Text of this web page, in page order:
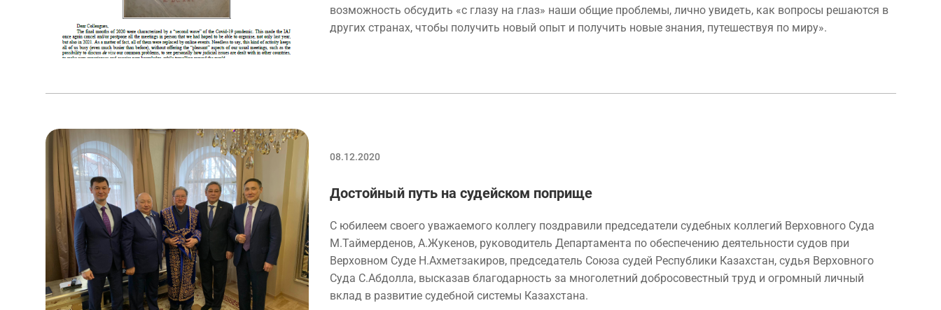
возможность обсудить «с глазу на глаз» наши общие проблемы, лично увидеть, как вопросы решаются в
других странах, чтобы получить новый опыт и получить новые знания, путешествуя по миру».
08.12.2020
Достойный путь на судейском поприще
С юбилеем своего уважаемого коллегу поздравили председатели судебных коллегий Верховного Суда
М.Таймерденов, А.Жукенов, руководитель Департамента по обеспечению деятельности судов при
Верховном Суде Н.Ахметзакиров, председатель Союза судей Республики Казахстан, судья Верховного
Суда С.Абдолла, высказав благодарность за многолетний добросовестный труд и огромный личный
вклад в развитие судебной системы Казахстана.